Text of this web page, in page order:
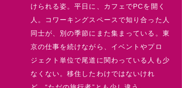
けられる姿。平日に、カフェでPCを開く
人。コワーキングスペースで知り合った人
同士が、別の季節にまた集まっている。東
京の仕事を続けながら、イベントやプロ
ジェクト単位で尾道に関わっている人も少
なくない。移住したわけではないけれ